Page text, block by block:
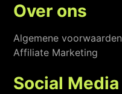
Over ons
Algemene voorwaarden
Affiliate Marketing
Social Media